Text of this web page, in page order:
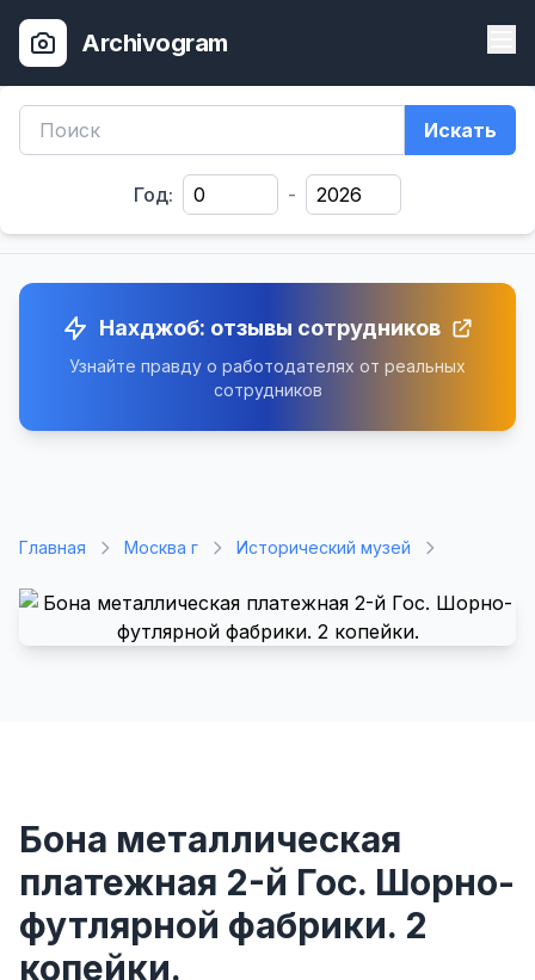
Archivogram
Искать
Год: -
Нахджоб: отзывы сотрудников
Узнайте правду о работодателях от реальных
сотрудников
Главная Москва г Исторический музей
Бона металлическая
платежная 2-й Гос. Шорно-
футлярной фабрики. 2
копейки.